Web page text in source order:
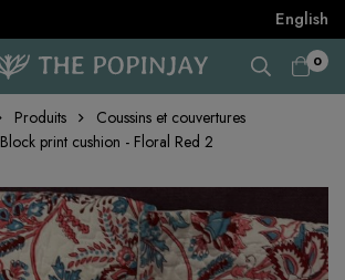
English
0
Produits
Coussins et couvertures
Block print cushion - Floral Red 2